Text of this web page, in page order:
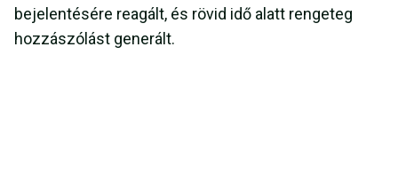
bejelentésére reagált, és rövid idő alatt rengeteg
hozzászólást generált.